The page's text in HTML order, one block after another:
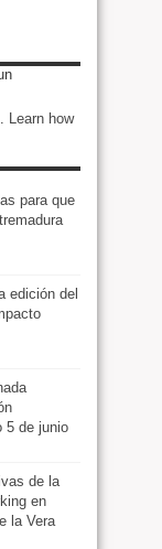
Learn how
para que
edición del
5 de junio
de la
en
la Vera